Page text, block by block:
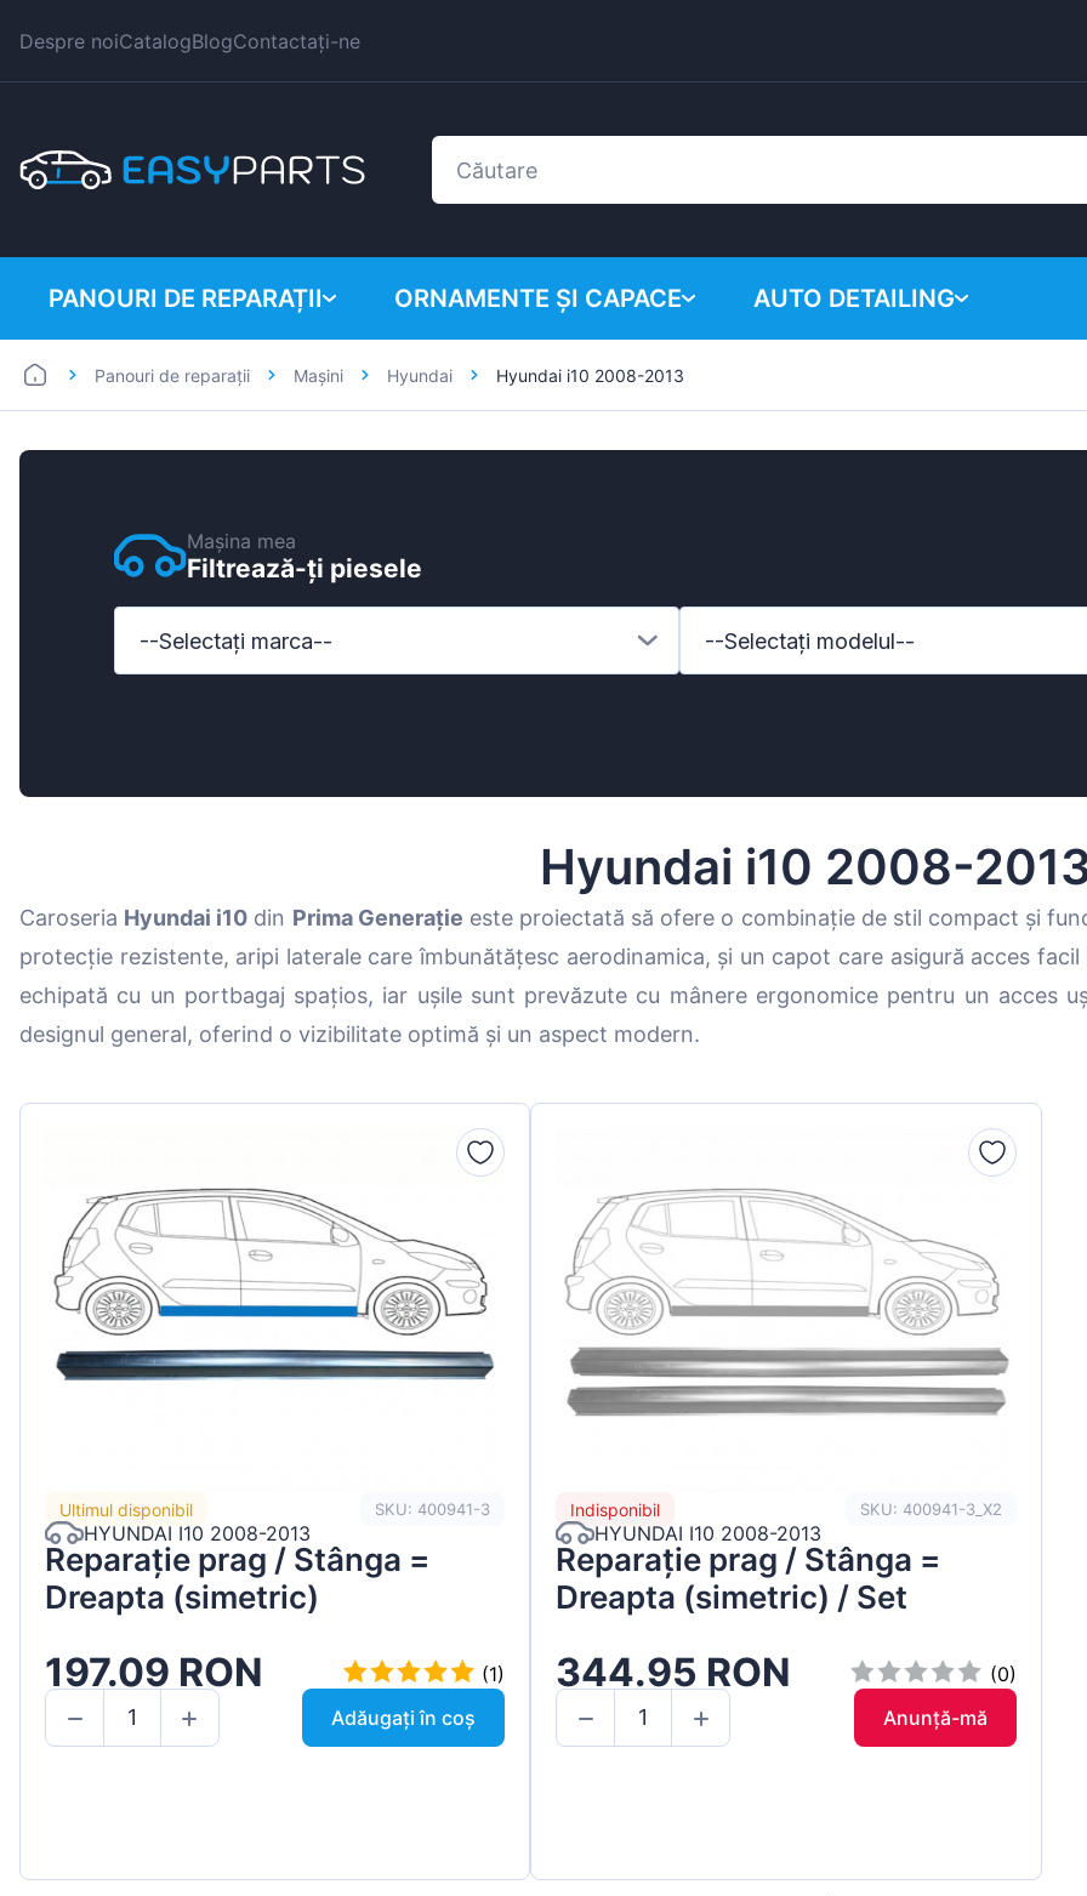
Despre noiCatalogBlogContactați-ne
PANOURI DE REPARAȚII
Autoutilitare
ORNAMENTE ȘI CAPACE
BMW
Hyundai
Mazda
Mercedes-Benz
Nissan
Renault
Skoda
Suzuki
Tesla
AUTO DETAILING
Panouri de reparații Mașini Hyundai Hyundai i10 2008-2013
Mașina mea
Filtrează-ți piesele
--Selectați marca-- --Selectați modelul--
Hyundai i10 2008-
Caroseria Hyundai i10 din Prima Generație este proiectată să ofere o combinație de stil compact și
protecție rezistente, aripi laterale care îmbunătățesc aerodinamica, și un capot care asigură acces
echipată cu un portbagaj spațios, iar ușile sunt prevăzute cu mânere ergonomice pentru un acces
designul general, oferind o vizibilitate optimă și un aspect modern.
Ultimul disponibil SKU: 400941-3
HYUNDAI I10 2008-2013
Reparație prag / Stânga =
Dreapta (simetric)
197.09 RON
(1)
Adăugați în coș
Indisponibil SKU: 400941-3_X2
HYUNDAI I10 2008-2013
Reparație prag / Stânga =
Dreapta (simetric) / Set
344.95 RON
(0)
Anunță-mă